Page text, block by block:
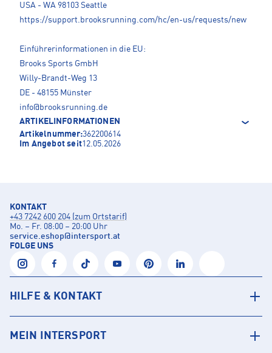
USA - WA 98103 Seattle
https://support.brooksrunning.com/hc/en-us/requests/new
Einführerinformationen in die EU:
Brooks Sports GmbH
Willy-Brandt-Weg 13
DE - 48155 Münster
info@brooksrunning.de
ARTIKELINFORMATIONEN
Artikelnummer:362200614
Im Angebot seit12.05.2026
KONTAKT
+43 7242 600 204 (zum Ortstarif)
Mo. – Fr. 08:00 – 20:00 Uhr
service.eshop@intersport.at
FOLGE UNS
HILFE & KONTAKT
MEIN INTERSPORT